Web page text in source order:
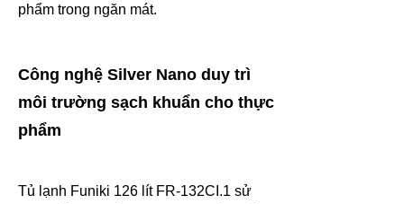
phẩm trong ngăn mát.
Công nghệ Silver Nano duy trì
môi trường sạch khuẩn cho thực
phẩm
Tủ lạnh Funiki 126 lít FR-132CI.1 sử